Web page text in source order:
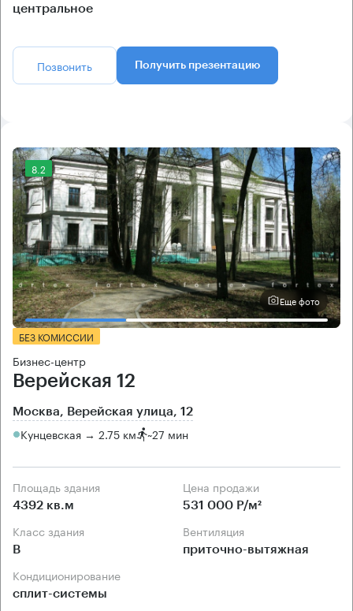
центральное
Позвонить Получить презентацию
8.2
Еще фото
БЕЗ КОМИССИИ
Бизнес-центр
Верейская 12
Москва, Верейская улица, 12
Кунцевская → 2.75 км ~27 мин
Площадь здания
4392 кв.м
Цена продажи
531 000 Р/м²
Класс здания
B
Вентиляция
приточно-вытяжная
Кондиционирование
сплит-системы